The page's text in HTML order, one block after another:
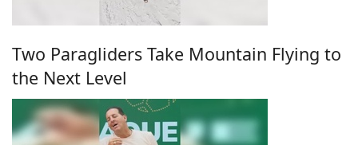
Two Paragliders Take Mountain Flying to
the Next Level